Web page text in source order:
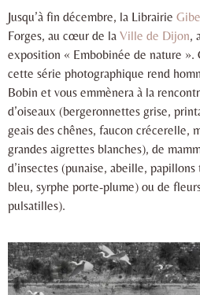
Jusqu’à fin décembre, la Librairie
Forges, au cœur de la Ville de Dijon,
exposition « Embobinée de nature ».
cette série photographique rend
Bobin et vous emmènera à la
d’oiseaux (bergeronnettes grise,
geais des chênes, faucon crécerelle,
grandes aigrettes blanches), de
d’insectes (punaise, abeille, papillons
bleu, syrphe porte-plume) ou de
pulsatilles).